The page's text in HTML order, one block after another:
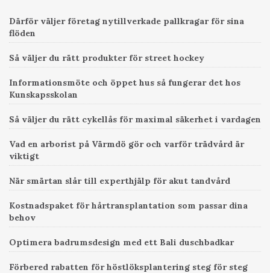
a
t
i
o
n
Därför väljer företag nytillverkade pallkragar för sina
flöden
Så väljer du rätt produkter för street hockey
Informationsmöte och öppet hus så fungerar det hos
Kunskapsskolan
Så väljer du rätt cykellås för maximal säkerhet i vardagen
Vad en arborist på Värmdö gör och varför trädvård är
viktigt
När smärtan slår till experthjälp för akut tandvård
Kostnadspaket för hårtransplantation som passar dina
behov
Optimera badrumsdesign med ett Bali duschbadkar
Förbered rabatten för höstlöksplantering steg för steg